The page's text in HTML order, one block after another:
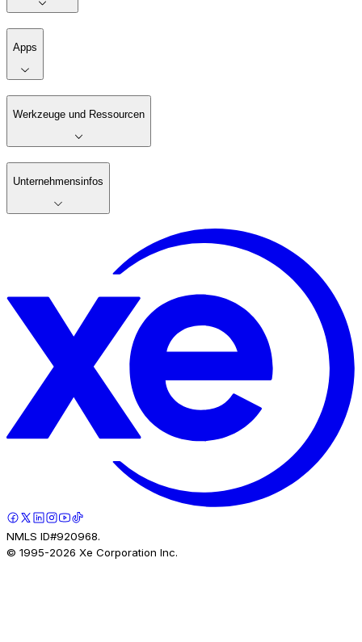
Apps
Werkzeuge und Ressourcen
Unternehmensinfos
NMLS ID#920968.
© 1995-2026 Xe Corporation Inc.